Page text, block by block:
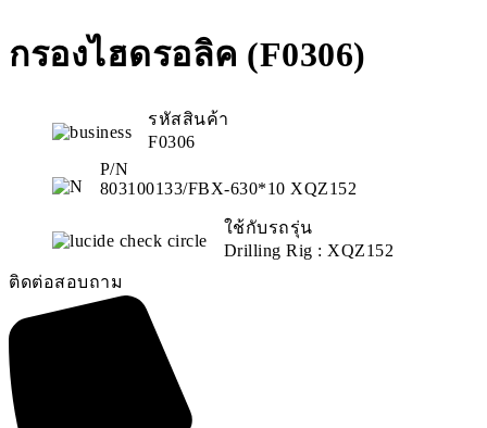
กรองไฮดรอลิค (F0306)
รหัสสินค้า
F0306
P/N
803100133/FBX-630*10 XQZ152
ใช้กับรถรุ่น
Drilling Rig : XQZ152
ติดต่อสอบถาม